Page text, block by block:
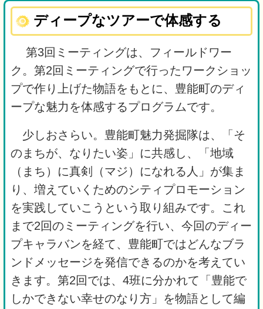
ディープなツアーで体感する
第3回ミーティングは、フィールドワー
ク。第2回ミーティングで行ったワークショッ
プで作り上げた物語をもとに、豊能町のディ
ープな魅力を体感するプログラムです。
少しおさらい。豊能町魅力発掘隊は、「そ
のまちが、なりたい姿」に共感し、「地域
（まち）に真剣（マジ）になれる人」が集ま
り、増えていくためのシティプロモーション
を実践していこうという取り組みです。これ
まで2回のミーティングを行い、今回のディー
プキャラバンを経て、豊能町ではどんなブラ
ンドメッセージを発信できるのかを考えてい
きます。第2回では、4班に分かれて「豊能で
しかできない幸せのなり方」を物語として編